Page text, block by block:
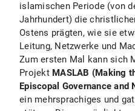
islamischen Periode (von
Jahrhundert) die
Ostens prägten, wie sie
Leitung, Netzwerke und
Zum ersten Mal kann sich
Projekt MASLAB (Making
Episcopal Governance and
ein mehrsprachiges und